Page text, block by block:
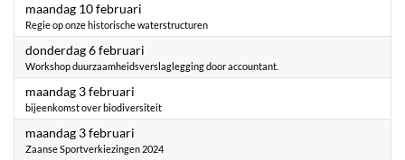
maandag 10 februari
Regie op onze historische waterstructuren
donderdag 6 februari
Workshop duurzaamheidsverslaglegging door accountant.
maandag 3 februari
bijeenkomst over biodiversiteit
maandag 3 februari
Zaanse Sportverkiezingen 2024